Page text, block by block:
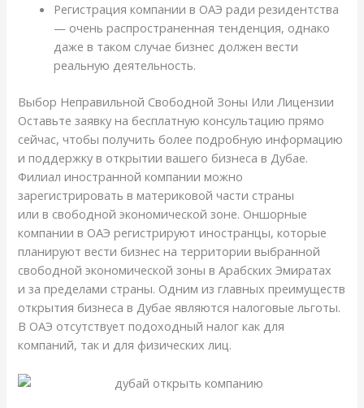
Регистрация компании в ОАЭ ради резидентства
— очень распространенная тенденция, однако
даже в таком случае бизнес должен вести
реальную деятельность.
Выбор Неправильной Свободной Зоны Или Лицензии
Оставьте заявку на бесплатную консультацию прямо
сейчас, чтобы получить более подробную информацию
и поддержку в открытии вашего бизнеса в Дубае.
Филиал иностранной компании можно
зарегистрировать в материковой части страны
или в свободной экономической зоне. Оншорные
компании в ОАЭ регистрируют иностранцы, которые
планируют вести бизнес на территории выбранной
свободной экономической зоны в Арабских Эмиратах
и за пределами страны. Одним из главных преимуществ
открытия бизнеса в Дубае являются налоговые льготы.
В ОАЭ отсутствует подоходный налог как для
компаний, так и для физических лиц.